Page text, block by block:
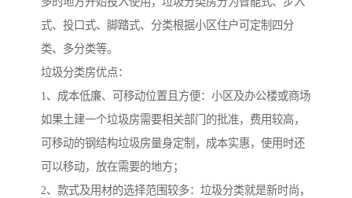
式、投口式、脚踏式、分类根据小区住户可定制四分
类、多分类等。
垃圾分类房优点：
1、成本低廉、可移动位置且方便：小区及办公楼或商场
如果土建一个垃圾房需要相关部门的批准，费用较高，
可移动的钢结构垃圾房量身定制，成本实惠，使用时还
可以移动，放在需要的地方；
2、款式及用材的选择范围较多：垃圾分类就是新时尚，